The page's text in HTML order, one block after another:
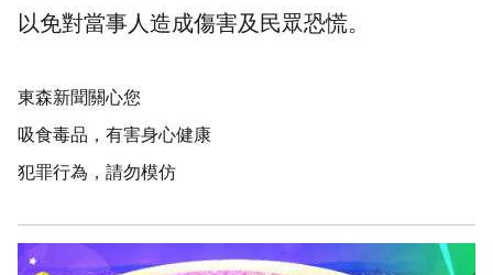
以免對當事人造成傷害及民眾恐慌。
東森新聞關心您
吸食毒品，有害身心健康
犯罪行為，請勿模仿